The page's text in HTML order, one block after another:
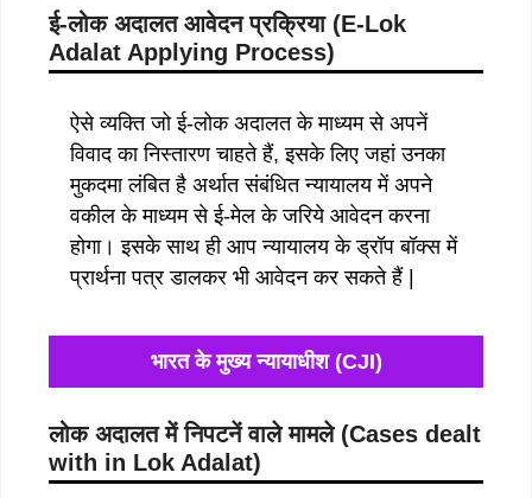
ई-लोक अदालत आवेदन प्रक्रिया (E-Lok
Adalat Applying Process)
ऐसे व्यक्ति जो ई-लोक अदालत के माध्यम से अपनें
विवाद का निस्तारण चाहते हैं, इसके लिए जहां उनका
मुकदमा लंबित है अर्थात संबंधित न्यायालय में अपने
वकील के माध्यम से ई-मेल के जरिये आवेदन करना
होगा। इसके साथ ही आप न्यायालय के ड्रॉप बॉक्स में
प्रार्थना पत्र डालकर भी आवेदन कर सकते हैं |
भारत के मुख्य न्यायाधीश (CJI)
लोक अदालत में निपटनें वाले मामले (Cases dealt
with in Lok Adalat)